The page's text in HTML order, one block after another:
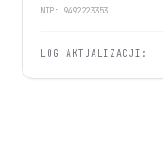
NIP: 9492223353
LOG AKTUALIZACJI: